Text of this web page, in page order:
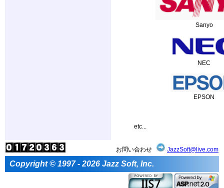
Sanyo
NEC
EPSON
etc...
お問い合わせ JazzSoft@live.com
Copyright © 1997 - 2026 Jazz Soft, Inc.